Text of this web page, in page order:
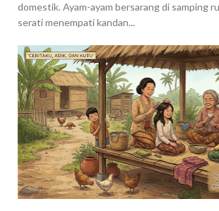
domestik. Ayam-ayam bersarang di samping
serati menempati kandan...